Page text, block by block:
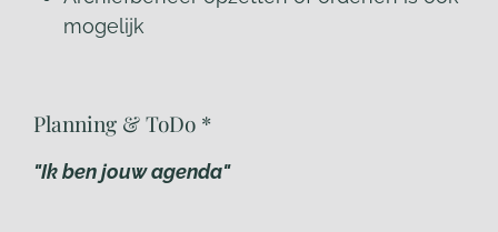
mogelijk
Planning & ToDo *
"Ik ben jouw agenda"